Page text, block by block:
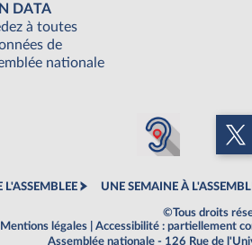
DATA
à toutes
de
nationale
UNE SEMAINE À
©Tous droits
Mentions légales
Accessibilité : partiellement
Assemblée nationale - 126 Rue de